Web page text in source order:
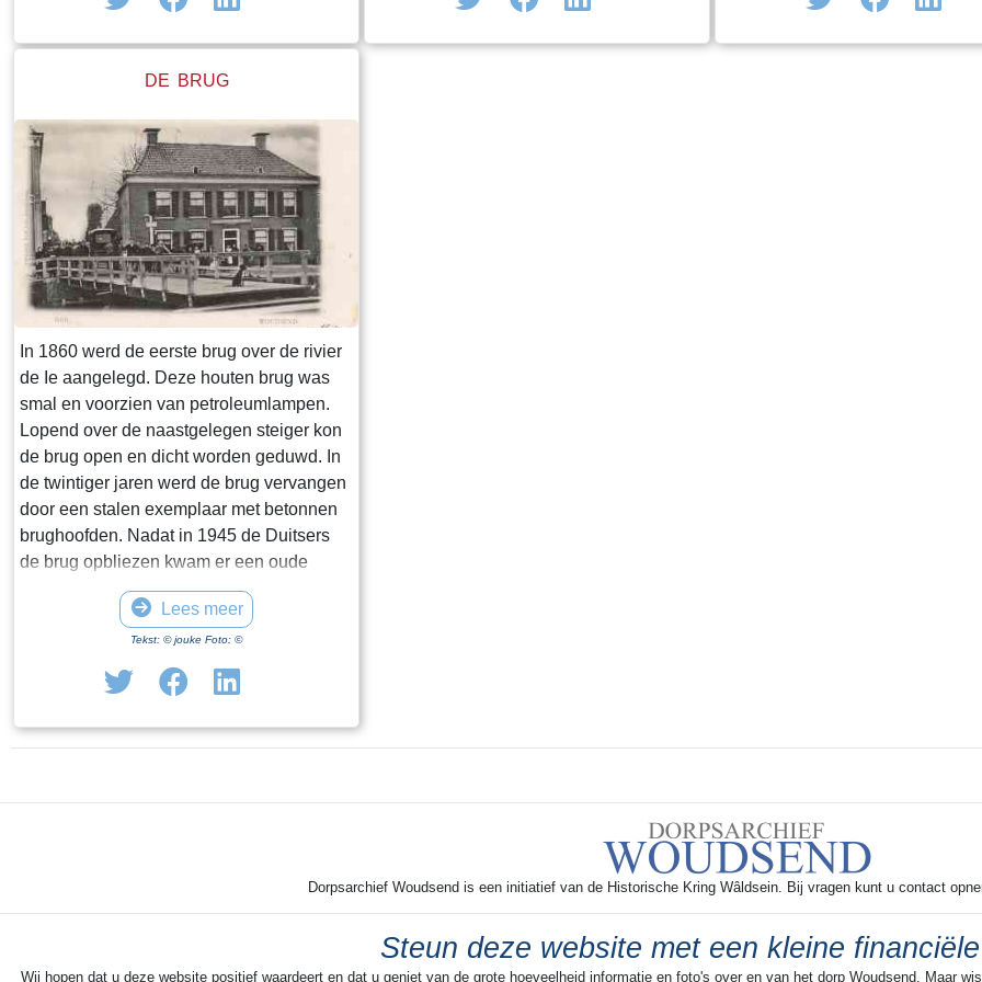
meestal een bijnaam die soms bekender
dorpsfiguren veelal onbekend, alhoewel
gehaald.Een bekend en kleurrijk
dorpsfiguur was Sibbele Visser, hier op de
foto, met als bijnaam Sibbele mot.
DE BRUG
In 1860 werd de eerste brug over de rivier
de Ie aangelegd. Deze houten brug was
smal en voorzien van petroleumlampen.
Lopend over de naastgelegen steiger kon
de brug open en dicht worden geduwd. In
de twintiger jaren werd de brug vervangen
door een stalen exemplaar met betonnen
brughoofden. Nadat in 1945 de Duitsers
de brug opbliezen kwam er een oude
trambrug voor in de plaats. Met een kruk
kon die worden opengedraaid. In 1975
werd de huidige Hellingbrug met
elektrische bediening aangelegd. Tot de
sluiting van het Verzekeringskantoor was
gepensioneerden, die er op de
uitwisselden.
Lees meer
Tekst: © jouke Foto: ©
Dorpsarchief Woudsend is een initiatief van de Historische Kring Wâldsein. Bij vragen kunt u contact
Steun deze website met een kleine
Wij hopen dat u deze website positief waardeert en dat u geniet van de grote hoeveelheid informatie en foto's over en van het dorp Woudsend. Maar